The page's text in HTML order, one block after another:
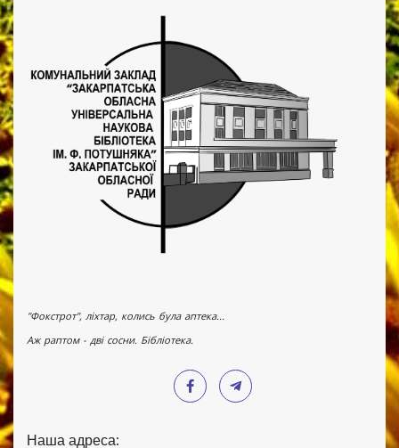
"Фокстрот", ліхтар, колись була аптека...
Аж раптом - дві сосни. Бібліотека.
Наша адреса: